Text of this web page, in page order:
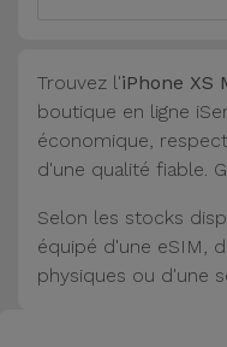
Trouvez l'iPhone XS
boutique en ligne
économique,
d'une qualité fiable.
Selon les stocks
équipé d'une eSIM,
physiques ou d'une